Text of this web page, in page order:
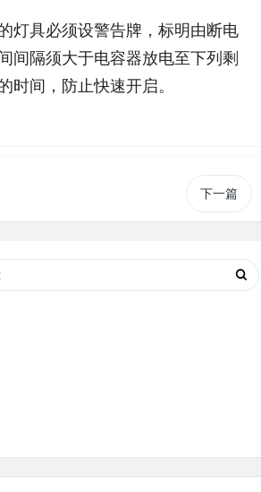
灯具必须设警告牌，标明由断电
间隔须大于电容器放电至下列剩
时间，防止快速开启。
下一篇